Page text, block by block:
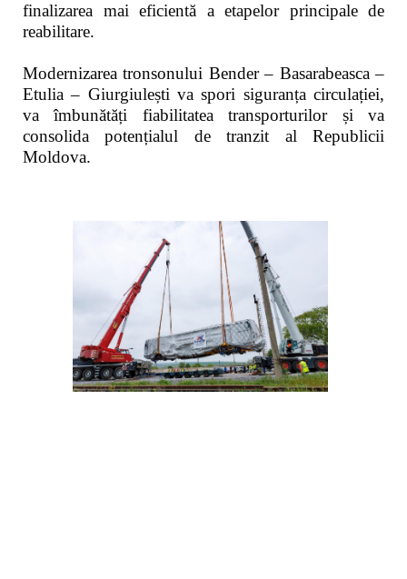
finalizarea mai eficientă a etapelor principale de
reabilitare.
Modernizarea tronsonului Bender – Basarabeasca –
Etulia – Giurgiulești va spori siguranța circulației,
va îmbunătăți fiabilitatea transporturilor și va
consolida potențialul de tranzit al Republicii
Moldova.